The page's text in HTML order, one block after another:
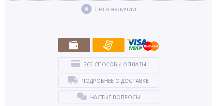
Нет в наличии
ВСЕ СПОСОБЫ ОПЛАТЫ
ПОДРОБНЕЕ О ДОСТАВКЕ
ЧАСТЫЕ ВОПРОСЫ